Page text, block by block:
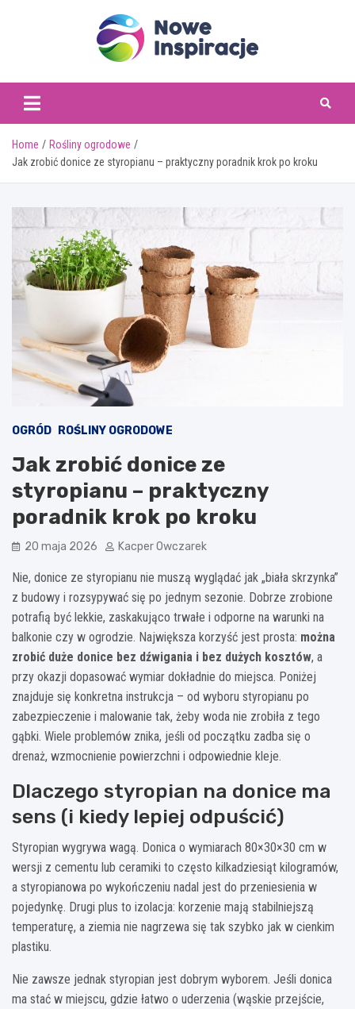
Home
Rośliny ogrodowe
Jak zrobić donice ze styropianu – praktyczny poradnik krok po kroku
OGRÓD ROŚLINY OGRODOWE
Jak zrobić donice ze
styropianu – praktyczny
poradnik krok po kroku
20 maja 2026 Kacper Owczarek
Nie, donice ze styropianu nie muszą wyglądać jak „biała skrzynka”
z budowy i rozsypywać się po jednym sezonie. Dobrze zrobione
potrafią być lekkie, zaskakująco trwałe i odporne na warunki na
balkonie czy w ogrodzie. Największa korzyść jest prosta: można
zrobić duże donice bez dźwigania i bez dużych kosztów, a
przy okazji dopasować wymiar dokładnie do miejsca. Poniżej
znajduje się konkretna instrukcja – od wyboru styropianu po
zabezpieczenie i malowanie tak, żeby woda nie zrobiła z tego
gąbki. Wiele problemów znika, jeśli od początku zadba się o
drenaż, wzmocnienie powierzchni i odpowiednie kleje.
Dlaczego styropian na donice ma
sens (i kiedy lepiej odpuścić)
Styropian wygrywa wagą. Donica o wymiarach 80×30×30 cm w
wersji z cementu lub ceramiki to często kilkadziesiąt kilogramów,
a styropianowa po wykończeniu nadal jest do przeniesienia w
pojedynkę. Drugi plus to izolacja: korzenie mają stabilniejszą
temperaturę, a ziemia nie nagrzewa się tak szybko jak w cienkim
plastiku.
Nie zawsze jednak styropian jest dobrym wyborem. Jeśli donica
ma stać w miejscu, gdzie łatwo o uderzenia (wąskie przejście,